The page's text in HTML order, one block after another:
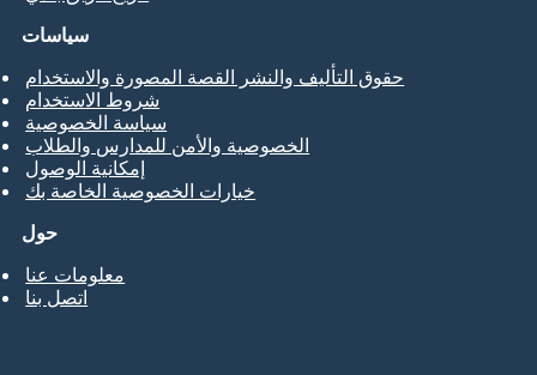
حول
معلومات عنا
اتصل بنا
سياسات
حقوق التأليف والنشر القصة المصورة والاستخدام
شروط الاستخدام
سياسة الخصوصية
الخصوصية والأمن للمدارس والطلاب
إمكانية الوصول
خيارات الخصوصية الخاصة بك